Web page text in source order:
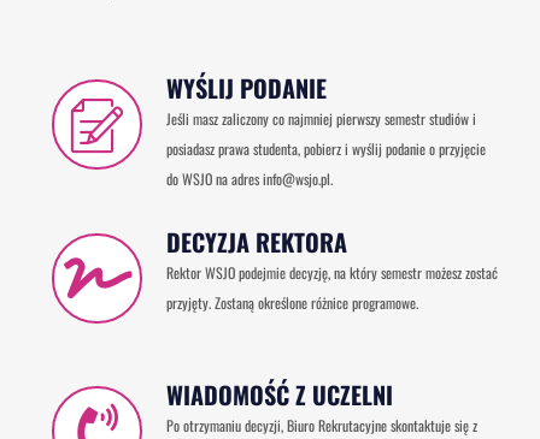
WYŚLIJ PODANIE
Jeśli masz zaliczony co najmniej pierwszy semestr studiów i
posiadasz prawa studenta, pobierz i wyślij podanie o przyjęcie
do WSJO na adres info@wsjo.pl.
DECYZJA REKTORA
Rektor WSJO podejmie decyzję, na który semestr możesz zostać
przyjęty. Zostaną określone różnice programowe.
WIADOMOŚĆ Z UCZELNI
Po otrzymaniu decyzji, Biuro Rekrutacyjne skontaktuje się z